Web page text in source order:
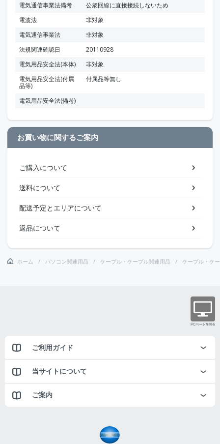
電気通信事業法備考
公衆回線に直接接続しないため
電波法
非対象
電気通信事業法
非対象
法規関連確認日
20110928
電気用品安全法(本体)
非対象
電気用品安全法(付属
品等)
付属品等無し
電気用品安全法(備考)
お買い物に関するご案内
ご購入について
送料について
配送予定とエリアについて
返品について
ホーム パソコン関連用品 ケーブル・ケーブル関連用品 ケーブル・ケ
ご利用ガイド
当サイトについて
ご案内